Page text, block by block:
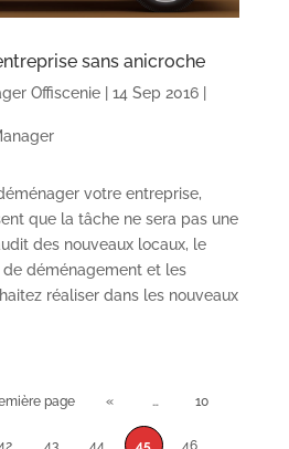
sans anicroche
Offiscenie| 14 Sep 2016|
votre entreprise,
que la tâche ne sera pas une
des nouveaux locaux, le
déménagement et les
réaliser dans les nouveaux
page « … 10
43 44 45 46